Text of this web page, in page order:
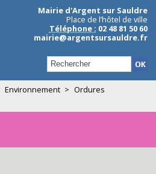
Mairie d'Argent sur Sauldre
Place de l’hôtel de ville
Téléphone : 02 48 81 50 60
mairie@argentsursauldre.fr
Formulaire de recherche
Environnement > Ordures